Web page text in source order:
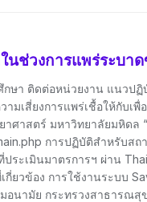
ช่วงการแพร่ระบาด
า ติดต่อหน่วยงาน แนวปฏิ
มเสี่ยงการแพร่เชื้อให้กับเพื่
าสตร์ มหาวิทยาลัยมหิดล “
การปฏิบัติสำหรับส
ระเมินมาตรการฯ ผ่าน
ยวข้อง การใช้งานระบบ
อนามัย กระทรวงสาธาร